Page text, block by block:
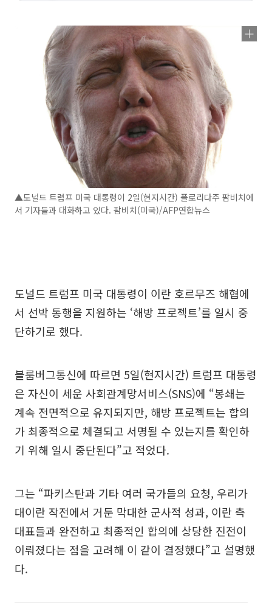
▲도널드 트럼프 미국 대통령이 2일(현지시간) 플로리다주 팜비치에
서 기자들과 대화하고 있다. 팜비치(미국)/AFP연합뉴스
도널드 트럼프 미국 대통령이 이란 호르무즈 해협에
서 선박 통행을 지원하는 ‘해방 프로젝트’를 일시 중
단하기로 했다.
블룸버그통신에 따르면 5일(현지시간) 트럼프 대통령
은 자신이 세운 사회관계망서비스(SNS)에 “봉쇄는
계속 전면적으로 유지되지만, 해방 프로젝트는 합의
가 최종적으로 체결되고 서명될 수 있는지를 확인하
기 위해 일시 중단된다”고 적었다.
그는 “파키스탄과 기타 여러 국가들의 요청, 우리가
대이란 작전에서 거둔 막대한 군사적 성과, 이란 측
대표들과 완전하고 최종적인 합의에 상당한 진전이
이뤄졌다는 점을 고려해 이 같이 결정했다”고 설명했
다.